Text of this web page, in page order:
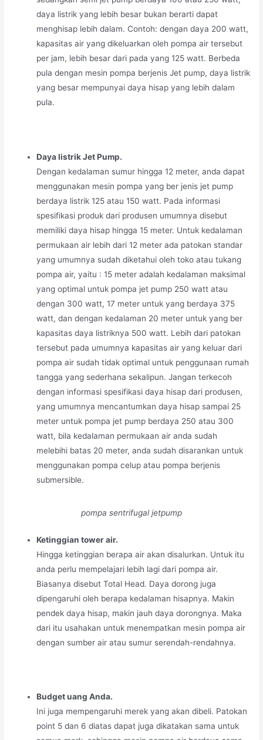
daya listrik yang lebih besar bukan berarti dapat
menghisap lebih dalam. Contoh: dengan daya 200 watt,
kapasitas air yang dikeluarkan oleh pompa air tersebut
per jam, lebih besar dari pada yang 125 watt. Berbeda
pula dengan mesin pompa berjenis Jet pump, daya listrik
yang besar mempunyai daya hisap yang lebih dalam
pula.
Daya listrik Jet Pump.
Dengan kedalaman sumur hingga 12 meter, anda dapat
menggunakan mesin pompa yang ber jenis jet pump
berdaya listrik 125 atau 150 watt. Pada informasi
spesifikasi produk dari produsen umumnya disebut
memiliki daya hisap hingga 15 meter. Untuk kedalaman
permukaan air lebih dari 12 meter ada patokan standar
yang umumnya sudah diketahui oleh toko atau tukang
pompa air, yaitu : 15 meter adalah kedalaman maksimal
yang optimal untuk pompa jet pump 250 watt atau
dengan 300 watt, 17 meter untuk yang berdaya 375
watt, dan dengan kedalaman 20 meter untuk yang ber
kapasitas daya listriknya 500 watt. Lebih dari patokan
tersebut pada umumnya kapasitas air yang keluar dari
pompa air sudah tidak optimal untuk penggunaan rumah
tangga yang sederhana sekalipun. Jangan terkecoh
dengan informasi spesifikasi daya hisap dari produsen,
yang umumnya mencantumkan daya hisap sampai 25
meter untuk pompa jet pump berdaya 250 atau 300
watt, bila kedalaman permukaan air anda sudah
melebihi batas 20 meter, anda sudah disarankan untuk
menggunakan pompa celup atau pompa berjenis
submersible.
pompa sentrifugal jetpump
Ketinggian tower air.
Hingga ketinggian berapa air akan disalurkan. Untuk itu
anda perlu mempelajari lebih lagi dari pompa air.
Biasanya disebut Total Head. Daya dorong juga
dipengaruhi oleh berapa kedalaman hisapnya. Makin
pendek daya hisap, makin jauh daya dorongnya. Maka
dari itu usahakan untuk menempatkan mesin pompa air
dengan sumber air atau sumur serendah-rendahnya.
Budget uang Anda.
Ini juga mempengaruhi merek yang akan dibeli. Patokan
point 5 dan 6 diatas dapat juga dikatakan sama untuk